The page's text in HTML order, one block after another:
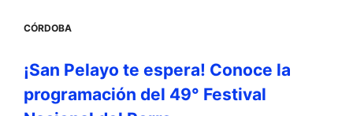
CÓRDOBA
¡San Pelayo te espera! Conoce la
programación del 49° Festival